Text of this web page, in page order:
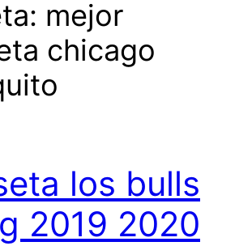
mejor
chicago
los bulls
2019 2020